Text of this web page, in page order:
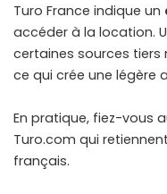
Turo France indique un
accéder à la location.
certaines sources tiers
ce qui crée une légère
En pratique, fiez-vous
Turo.com qui
français.